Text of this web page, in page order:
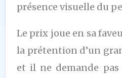
présence visuelle du
Le prix joue en sa
la prétention d’un
et il ne demande